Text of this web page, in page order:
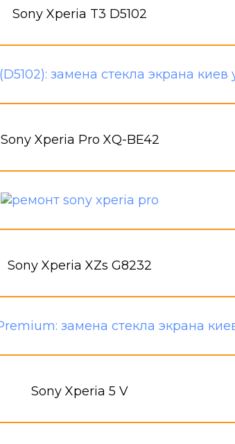
Sony Xperia T3 D5102
Sony Xperia Pro XQ-BE42
Sony Xperia XZs G8232
Sony Xperia 5 V